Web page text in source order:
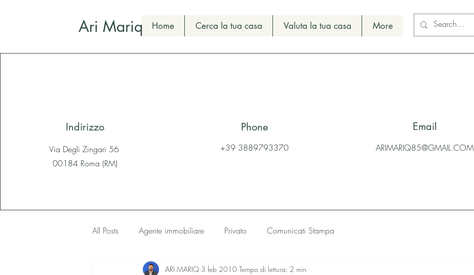
Ari Mariq Home Cerca la tua casa Valuta la tua casa More
Indirizzo
Via Degli Zingari 56
00184 Roma (RM)
Phone
+39 3889793370
Email
ARIMARIQ85@GMAIL.COM
All Posts Agente immobiliare Privato Comunicati Stampa
ARI MARIQ 3 feb 2010 Tempo di lettura: 2 min